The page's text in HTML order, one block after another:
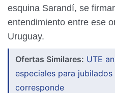
esquina Sarandí, se
entendimiento entre ese
Uruguay.
Ofertas Similares: UTE
especiales para
corresponde